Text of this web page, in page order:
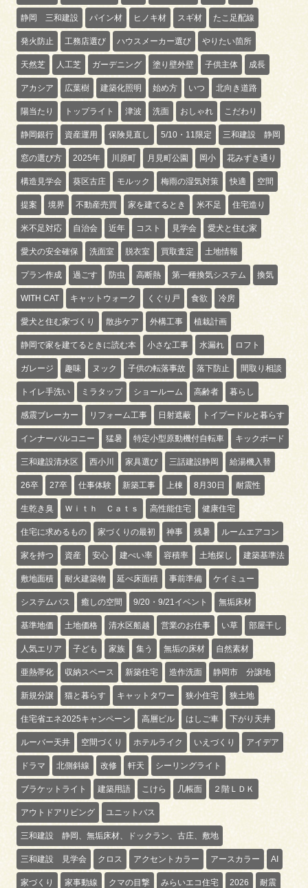
静岡 三和建設 パイン材 ヒノキ材 スギ材 たこ足配線
発火防止 工務店選び ハウスメーカー選び やりたい箇所
天然芝 人工芝 ガーデニング 塗り壁外壁 子供主体 成長
アカシア 広葉樹 建築化照明 始め方 いつ 北向き道路
陽当たり トップライト 津波 洗面 おしゃれ こだわり
静岡銀行 資産運用 保険見直し 5/10・11限定 三和建設 静岡
窓の選び方 2025年 川原町 月見町公園 岡小 花みずき通り
構造見学会 葵区古庄 モルック 梅雨の湿気対策 快適 空間
提案 境界 不動産売買 家を建てるとき 米不足 住宅造り
米不足対応 自治会 近年 コスト 見学会 愛犬と住む家
愛犬の安全確保 洗面室 脱衣室 買取査定 土地情報
プラン作成 過ごす 防虫 高断熱 第一種換気システム 換気
WITH CAT キャットウォーク くぐり戸 食欲 冷房
愛犬と住む家づくり 散歩ケア 外構工事 植栽計画
静岡で家を建てるときに読む本 小さな工事 水漏れ ロフト
ガレージ 趣味 ヌック 子供の転落事故 落下防止 間取り相談
トイレ手洗い ミラタップ ショールーム 高齢者 暮らし
感震ブレーカー リフォーム工事 日射遮蔽 トイプードルと暮らす
インナーバルコニー 猛暑 特定小型原動機付自転車 キックボード
三和建設清水区 西小川 家具選び 三話建設静岡 給湯機入替
26卒 27卒 仕事体験 新築工事 上棟 8月30日 耐震性
生乾き臭 Ｗｉｔｈ Ｃａｔｓ 高性能住宅 健康住宅
住宅に求めるもの 家づくりの最初 神事 残暑 ルームエアコン
家を持つ 資産 安心 建ぺい率 容積率 土地探し 建築基準法
敷地面積 耐火建築物 延べ床面積 事前準備 ケイミュー
システムバス 癒しの空間 9/20・9/21イベント 無垢床材
基準地価 土地価格 清水区船越 営業のお仕事 い草 部屋干し
人気エリア 子ども 家族 集う 無垢の床材 自然素材
亜熱帯化 収納スペース 新築住宅 造作洗面 静岡市 分譲地
新規分譲 猫と暮らす キャットタワー 狭小住宅 狭土地
住宅省エネ2025キャンペーン 高層ビル はしご車 下がり天井
ルーバー天井 空間づくり ホテルライク いえづくり アイデア
ドラマ 北側斜線 改修 軒天 シーリングライト
ブラケットライト 建築用語 こけら 几帳面 ２階ＬＤＫ
アウトドアリビング ユニットバス
三和建設 静岡、無垢床材、ドックラン、古庄、敷地
三和建設 見学会 クロス アクセントカラー アースカラー AI
家づくり 家事動線 クマの目撃 みらいエコ住宅 2026 耐震